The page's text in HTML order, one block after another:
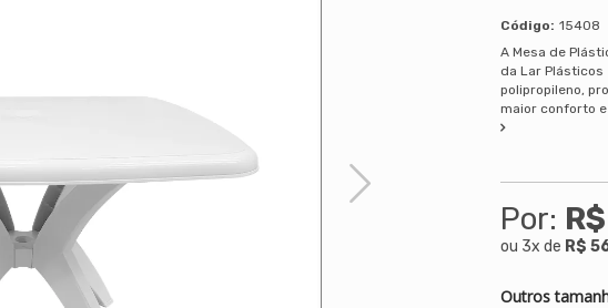
15408
A Mesa de
da Lar
polipropileno,
maior conforto
Por:
ou 3x de R$
Outros